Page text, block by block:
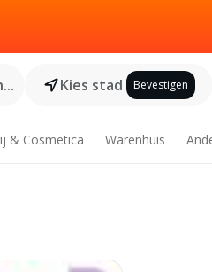
Kies stad Bevestigen
& Cosmetica Warenhuis